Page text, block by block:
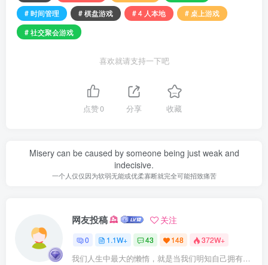
# 时间管理
# 棋盘游戏 # 4 人本地
# 桌上游戏
# 社交聚会游戏
喜欢就请支持一下吧
点赞0 分享 收藏
Misery can be caused by someone being just weak and
indecisive.
一个人仅仅因为软弱无能或优柔寡断就完全可能招致痛苦
网友投稿 关注
0 1.1W+ 43 148 372W+
我们人生中最大的懒惰，就是当我们明知自己拥有作出选择的能力，却不去主动改变而是放任它的生活态度